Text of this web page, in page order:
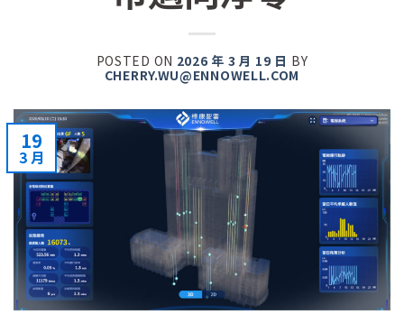
POSTED ON 2026 年 3 月 19 日 BY
CHERRY.WU@ENNOWELL.COM
19
3 月